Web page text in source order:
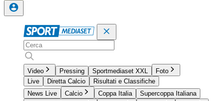
Video Pressing Sportmediaset XXL
Foto
Live
Diretta Calcio
Risultati e Classifiche
News Live
Calcio Coppa Italia
Supercoppa Italiana